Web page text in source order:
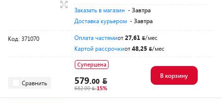
Заказать в магазин - Завтра
Доставка курьером - Завтра
Код: 371070 Оплата частямиот27,61
/мес
Картой рассрочкиот48,25 /мес
Сравнить
Суперцена
579.00
682.00 -15%
В корзину